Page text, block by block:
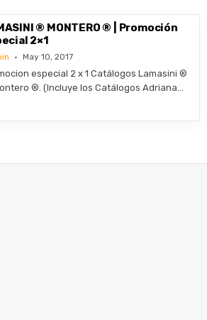
® MONTERO ® | Promoción
2×1
May 10, 2017
especial 2 x 1 Catálogos Lamasini ®
®. (Incluye los Catálogos Adriana…